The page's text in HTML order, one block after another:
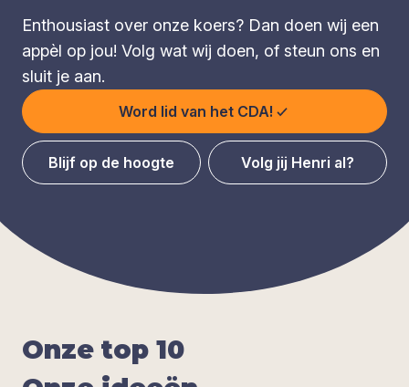
Enthousiast over onze koers? Dan doen wij een
appèl op jou! Volg wat wij doen, of steun ons en
sluit je aan.
Word lid van het CDA!
Blijf op de hoogte Volg jij Henri al?
Onze top 10